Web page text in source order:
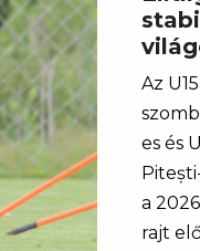
Az
es és
a
rajt